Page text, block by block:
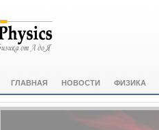
ГЛАВНАЯ НОВОСТИ ФИЗИКА